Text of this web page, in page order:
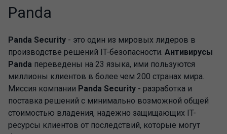
Panda
Panda Security - это один из мировых лидеров в
производстве решений IT-безопасности. Антивирусы
Panda переведены на 23 языка, ими пользуются
миллионы клиентов в более чем 200 странах мира.
Миссия компании Panda Security - разработка и
поставка решений с минимально возможной общей
стоимостью владения, надежно защищающих IT-
ресурсы клиентов от последствий, которые могут